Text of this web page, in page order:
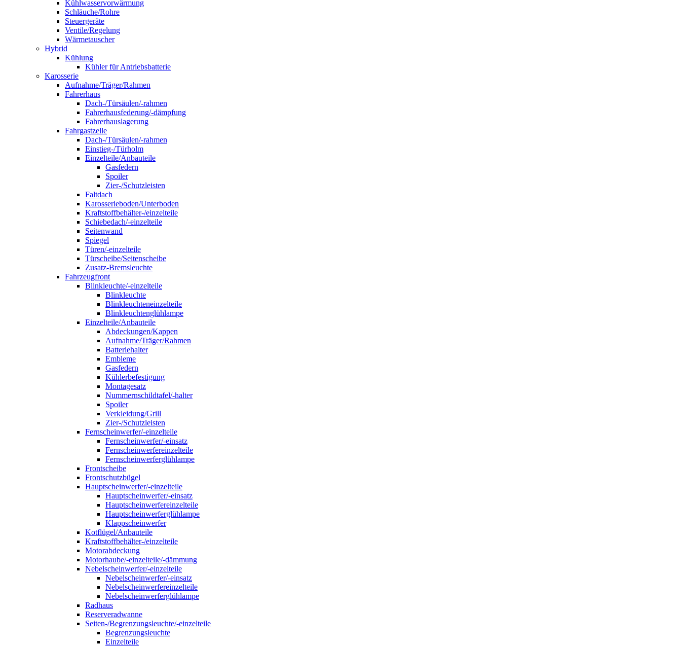
Kühlwasservorwärmung
Schläuche/Rohre
Steuergeräte
Ventile/Regelung
Wärmetauscher
Hybrid
Kühlung
Kühler für Antriebsbatterie
Karosserie
Aufnahme/Träger/Rahmen
Fahrerhaus
Dach-/Türsäulen/-rahmen
Fahrerhausfederung/-dämpfung
Fahrerhauslagerung
Fahrgastzelle
Dach-/Türsäulen/-rahmen
Einstieg-/Türholm
Einzelteile/Anbauteile
Gasfedern
Spoiler
Zier-/Schutzleisten
Faltdach
Karosserieboden/Unterboden
Kraftstoffbehälter-/einzelteile
Schiebedach/-einzelteile
Seitenwand
Spiegel
Türen/-einzelteile
Türscheibe/Seitenscheibe
Zusatz-Bremsleuchte
Fahrzeugfront
Blinkleuchte/-einzelteile
Blinkleuchte
Blinkleuchteneinzelteile
Blinkleuchtenglühlampe
Einzelteile/Anbauteile
Abdeckungen/Kappen
Aufnahme/Träger/Rahmen
Batteriehalter
Embleme
Gasfedern
Kühlerbefestigung
Montagesatz
Nummernschildtafel/-halter
Spoiler
Verkleidung/Grill
Zier-/Schutzleisten
Fernscheinwerfer/-einzelteile
Fernscheinwerfer/-einsatz
Fernscheinwerfereinzelteile
Fernscheinwerferglühlampe
Frontscheibe
Frontschutzbügel
Hauptscheinwerfer/-einzelteile
Hauptscheinwerfer/-einsatz
Hauptscheinwerfereinzelteile
Hauptscheinwerferglühlampe
Klappscheinwerfer
Kotflügel/Anbauteile
Kraftstoffbehälter-/einzelteile
Motorabdeckung
Motorhaube/-einzelteile/-dämmung
Nebelscheinwerfer/-einzelteile
Nebelscheinwerfer/-einsatz
Nebelscheinwerfereinzelteile
Nebelscheinwerferglühlampe
Radhaus
Reserveradwanne
Seiten-/Begrenzungsleuchte/-einzelteile
Begrenzungsleuchte
Einzelteile